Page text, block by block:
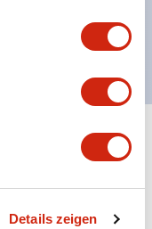
Details zeigen
verfügbar